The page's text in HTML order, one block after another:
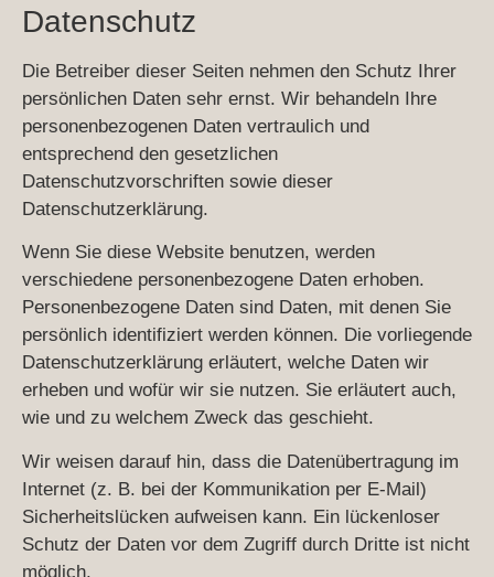
Datenschutz
Die Betreiber dieser Seiten nehmen den Schutz Ihrer
persönlichen Daten sehr ernst. Wir behandeln Ihre
personenbezogenen Daten vertraulich und
entsprechend den gesetzlichen
Datenschutzvorschriften sowie dieser
Datenschutzerklärung.
Wenn Sie diese Website benutzen, werden
verschiedene personenbezogene Daten erhoben.
Personenbezogene Daten sind Daten, mit denen Sie
persönlich identifiziert werden können. Die vorliegende
Datenschutzerklärung erläutert, welche Daten wir
erheben und wofür wir sie nutzen. Sie erläutert auch,
wie und zu welchem Zweck das geschieht.
Wir weisen darauf hin, dass die Datenübertragung im
Internet (z. B. bei der Kommunikation per E-Mail)
Sicherheitslücken aufweisen kann. Ein lückenloser
Schutz der Daten vor dem Zugriff durch Dritte ist nicht
möglich.